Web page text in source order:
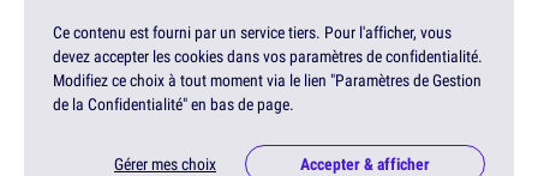
Ce contenu est fourni par un service tiers. Pour l'afficher, vous
devez accepter les cookies dans vos paramètres de confidentialité.
Modifiez ce choix à tout moment via le lien "Paramètres de Gestion
de la Confidentialité" en bas de page.
Gérer mes choix Accepter & afficher